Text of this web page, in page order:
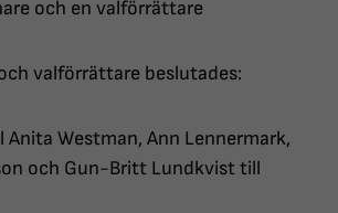
och en valförrättare
valförrättare beslutades:
Westman, Ann Lennermark,
och Gun-Britt Lundkvist till